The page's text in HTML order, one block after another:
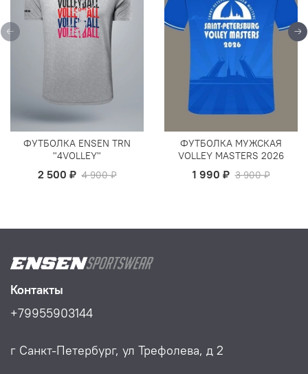
ФУТБОЛКА ENSEN TRN
"4VOLLEY"
2 500 ₽ 4 900 ₽
ФУТБОЛКА МУЖСКАЯ
VOLLEY MASTERS 2026
1 990 ₽ 3 900 ₽
Контакты
+79955903144
г Санкт-Петербург, ул Трефолева, д 2